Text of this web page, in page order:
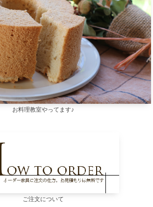
お料理教室やってます♪
ご注文について